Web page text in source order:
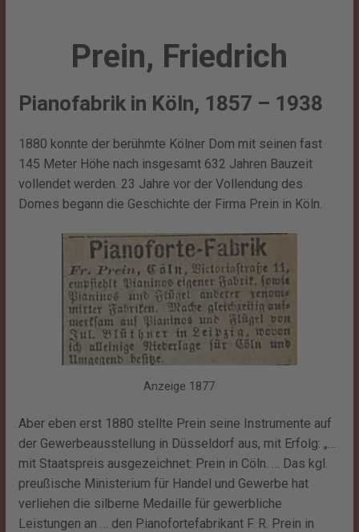
Prein, Friedrich
Pianofabrik in Köln, 1857 – 1938
1880 konnte der berühmte Kölner Dom mit seinen fast
145 Meter Höhe nach insgesamt 632 Jahren Bauzeit
vollendet werden. 23 Jahre vor der Vollendung des
Domes begann die Geschichte der Firma Prein in Köln.
Anzeige 1877
Aber eben erst 1880 stellte Prein seine Instrumente auf
der Gewerbeausstellung in Düsseldorf aus, mit Erfolg: „…
mit Staatspreis ausgezeichnet: Prein in Cöln. … Das kgl.
preußische Ministerium für Handel und Gewerbe hat
verliehen die silberne Medaille für gewerbliche
Leistungen an … den Pianofortefabrikant F. R. Prein in